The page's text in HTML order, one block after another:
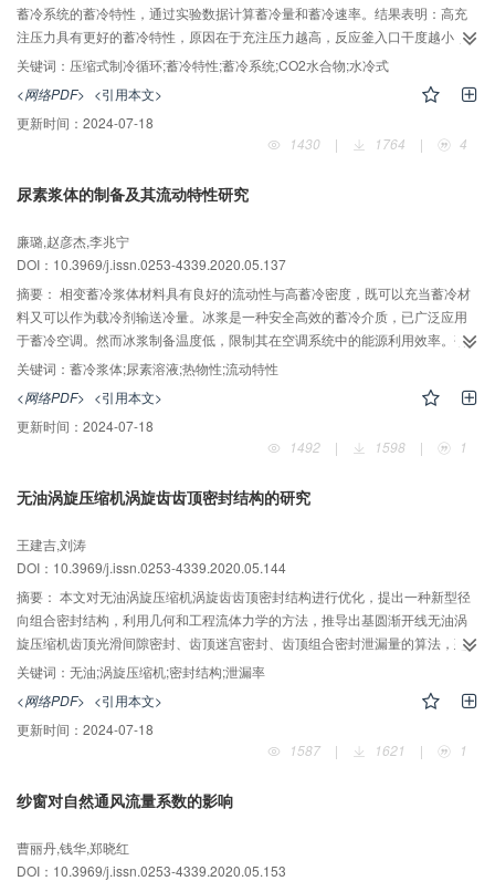
蓄冷系统的蓄冷特性，通过实验数据计算蓄冷量和蓄冷速率。结果表明：高充
注压力具有更好的蓄冷特性，原因在于充注压力越高，反应釜入口干度越小，
单位质量CO2携带的冷量越大。在初始充注压力为4.0 MPa时，蓄冷特性最好：
蓄冷时间最短（11.33 min），平均蓄冷速率最高（5.19 kW），水合物生成质
量最多（3.96 kg），水合物蓄冷量占总蓄冷量比例最高（57%）；在初始充注
压力为3.5 MPa时，蓄冷特性最差：蓄冷时间最长（37.50 min），平均蓄冷速
率最低（1.07kW），水合物生成质量最少（1.58 kg），水合物蓄冷量占总蓄冷
物生成质量增长率最高为38.6%，总蓄冷量增长率最高为13.24%。
关键词： 压缩式制冷循环;蓄冷特性;蓄冷系统;CO2水合物;水冷式
<网络PDF> <引用本文>
更新时间： 2024-07-18
1430
| 1764 | 4
尿素浆体的制备及其流动特性研究
廉璐,赵彦杰,李兆宁
DOI：10.3969/j.issn.0253-4339.2020.05.137
摘要： 相变蓄冷浆体材料具有良好的流动性与高蓄冷密度，既可以充当蓄冷材
料又可以作为载冷剂输送冷量。冰浆是一种安全高效的蓄冷介质，已广泛应用
于蓄冷空调。然而冰浆制备温度低，限制其在空调系统中的能源利用效率。研
究发现，对高质量浓度尿素溶液降温冷却可以制备尿素浆体，相变温度范围覆
盖空调工况，且相变潜热较高，具有应用潜力。本文针对尿素溶液的热物性和
尿素浆体的流动性能进行了实验研究，结果表明：质量浓度为43%~48%的尿素
溶液的相变温度为5~12 ℃，潜热为213.7~223.2 J/g；尿素溶液（C＞32.5%）
在液相线处密度随溶液质量浓度的增大而增大，运动黏度变化则相反；尿素浆
关键词： 蓄冷浆体;尿素溶液;热物性;流动特性
<网络PDF> <引用本文>
更新时间： 2024-07-18
1492
| 1598 | 1
无油涡旋压缩机涡旋齿齿顶密封结构的研究
王建吉,刘涛
DOI：10.3969/j.issn.0253-4339.2020.05.144
摘要： 本文对无油涡旋压缩机涡旋齿齿顶密封结构进行优化，提出一种新型径
向组合密封结构，利用几何和工程流体力学的方法，推导出基圆渐开线无油涡
旋压缩机齿顶光滑间隙密封、齿顶迷宫密封、齿顶组合密封泄漏量的算法，建
立了无油涡旋压缩机相邻压缩腔实验台，分别测量了3种密封结构在相同压差条
件下的气体泄漏量，并研究了无油涡旋压缩机动涡旋盘转速对泄漏量的影响。
对比实验与理论计算结果可得：理论计算结果与实验结果基本相近，光滑密封
与迷宫密封泄漏量随压差的增大而增大，而组合密封泄漏量与压差成反比，但
密封条磨损量增加。迷宫密封泄漏量实测值约为光滑密封实测值的80%，组合
动涡旋盘转速的提高而降低，当动涡旋盘转速超过4 000 m/s时趋于平稳。
关键词： 无油;涡旋压缩机;密封结构;泄漏率
<网络PDF> <引用本文>
更新时间： 2024-07-18
1587
| 1621 | 1
纱窗对自然通风流量系数的影响
曹丽丹,钱华,郑晓红
DOI：10.3969/j.issn.0253-4339.2020.05.153